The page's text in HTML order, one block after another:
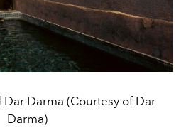
Dar Darma (Courtesy of Dar
Darma)